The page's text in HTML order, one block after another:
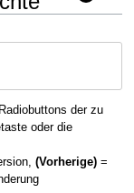
der zu
oder die
(Vorherige)=